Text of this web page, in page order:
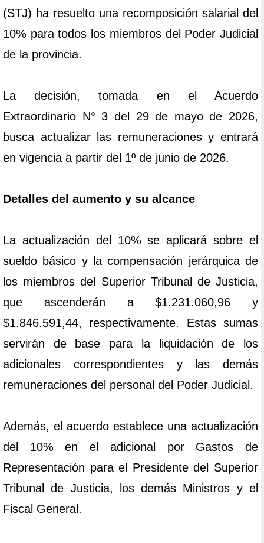
(STJ) ha resuelto una recomposición salarial del
10% para todos los miembros del Poder Judicial
de la provincia.
La decisión, tomada en el Acuerdo
Extraordinario N° 3 del 29 de mayo de 2026,
busca actualizar las remuneraciones y entrará
en vigencia a partir del 1º de junio de 2026.
Detalles del aumento y su alcance
La actualización del 10% se aplicará sobre el
sueldo básico y la compensación jerárquica de
los miembros del Superior Tribunal de Justicia,
que ascenderán a $1.231.060,96 y
$1.846.591,44, respectivamente. Estas sumas
servirán de base para la liquidación de los
adicionales correspondientes y las demás
remuneraciones del personal del Poder Judicial.
Además, el acuerdo establece una actualización
del 10% en el adicional por Gastos de
Representación para el Presidente del Superior
Tribunal de Justicia, los demás Ministros y el
Fiscal General.